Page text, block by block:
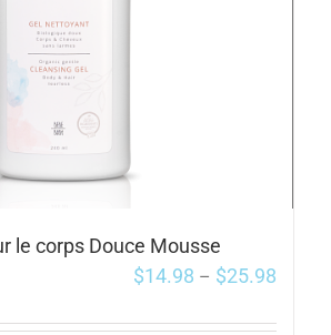
le corps Douce Mousse
$14.98 – $25.98